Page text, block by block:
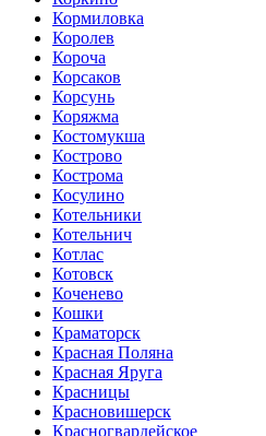
Кормиловка
Королев
Короча
Корсаков
Корсунь
Коряжма
Костомукша
Кострово
Кострома
Косулино
Котельники
Котельнич
Котлас
Котовск
Коченево
Кошки
Краматорск
Красная Поляна
Красная Яруга
Красницы
Красновишерск
Красногвардейское